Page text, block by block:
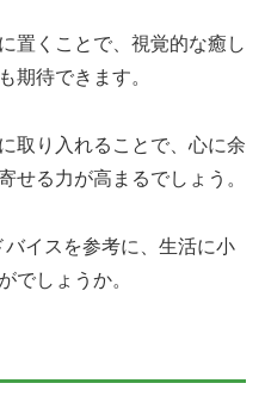
置くことで、視覚的な癒し
期待できます。
取り入れることで、心に余
せる力が高まるでしょう。
イスを参考に、生活に小
でしょうか。